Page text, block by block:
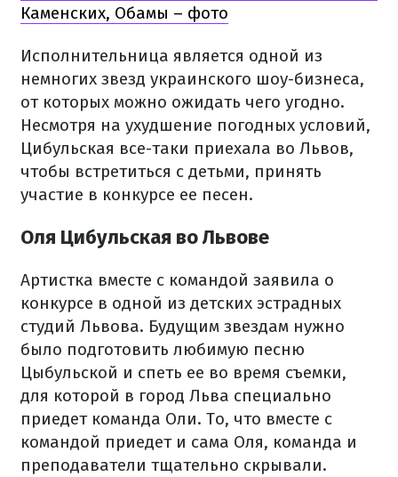
Каменских, Обамы – фото
Исполнительница является одной из
немногих звезд украинского шоу-бизнеса,
от которых можно ожидать чего угодно.
Несмотря на ухудшение погодных условий,
Цибульская все-таки приехала во Львов,
чтобы встретиться с детьми, принять
участие в конкурсе ее песен.
Оля Цибульская во Львове
Артистка вместе с командой заявила о
конкурсе в одной из детских эстрадных
студий Львова. Будущим звездам нужно
было подготовить любимую песню
Цыбульской и спеть ее во время съемки,
для которой в город Льва специально
приедет команда Оли. То, что вместе с
командой приедет и сама Оля, команда и
преподаватели тщательно скрывали.